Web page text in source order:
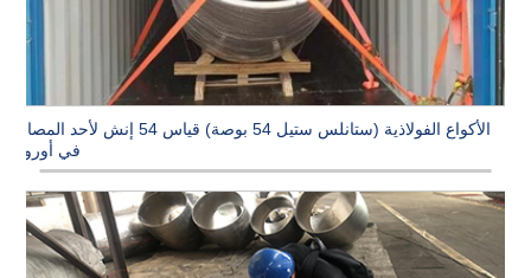
الأكواع الفولاذية (ستانلس ستيل 54 بوصة) قياس 54 إنش لأحد المصانع
في أوروبا